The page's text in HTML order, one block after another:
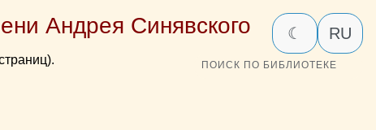
Андрея Синявского ☾ RU
ПОИСК ПО БИБЛИОТЕКЕ